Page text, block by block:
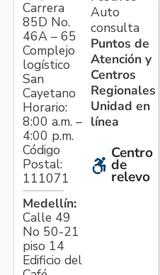
Carrera
85D No.
46A – 65
Complejo
logístico
San
Cayetano
Horario:
8:00 a.m. –
4:00 p.m.
Código
Postal:
111071
Medellín:
Calle 49
No 50-21
piso 14
Edificio del
Auto
consulta
Puntos de
Atención y
Centros
Regionales
Unidad en
línea
Centro
de
relevo